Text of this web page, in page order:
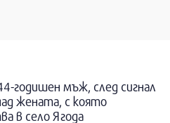
годишен мъж, след сигнал
жената, с която
в село Ягода